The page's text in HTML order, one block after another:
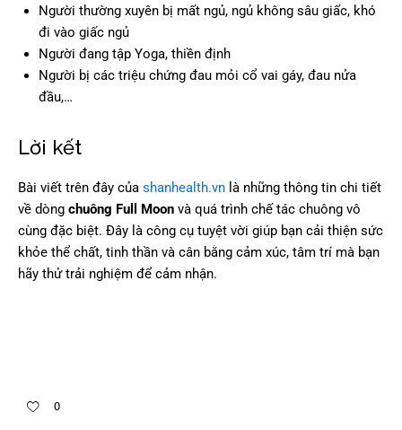
Người thường xuyên bị mất ngủ, ngủ không sâu giấc, khó
đi vào giấc ngủ
Người đang tập Yoga, thiền định
Người bị các triệu chứng đau mỏi cổ vai gáy, đau nửa
đầu,…
Lời kết
Bài viết trên đây của shanhealth.vn là những thông tin chi tiết
về dòng chuông Full Moon và quá trình chế tác chuông vô
cùng đặc biệt. Đây là công cụ tuyệt vời giúp bạn cải thiện sức
khỏe thể chất, tinh thần và cân bằng cảm xúc, tâm trí mà bạn
hãy thử trải nghiệm để cảm nhận.
0